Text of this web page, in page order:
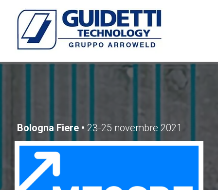
Bologna Fiere • 23-25 novembre 2021